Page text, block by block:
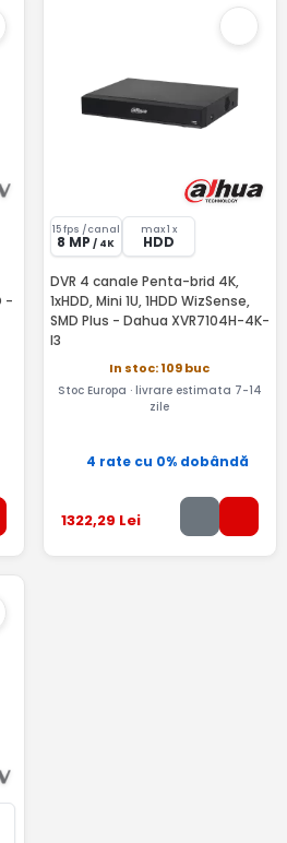
15 fps /canal
8 MP / 4K
max 1 x
HDD
DVR 4 canale Penta-brid 4K,
1xHDD, Mini 1U, 1HDD WizSense,
SMD Plus - Dahua XVR7104H-4K-
I3
In stoc: 109 buc
Stoc Europa · livrare estimata 7-14
zile
4 rate cu 0% dobândă
1322,29 Lei